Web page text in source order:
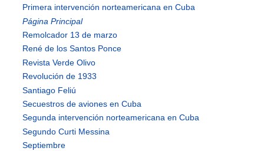
Primera intervención norteamericana en Cuba
Página Principal
Remolcador 13 de marzo
René de los Santos Ponce
Revista Verde Olivo
Revolución de 1933
Santiago Feliú
Secuestros de aviones en Cuba
Segunda intervención norteamericana en Cuba
Segundo Curti Messina
Septiembre